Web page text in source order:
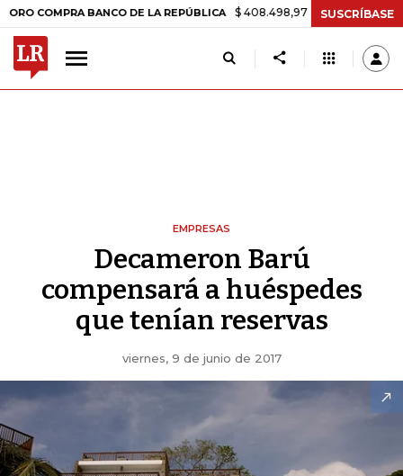
BANCO DE LA REPÚBLICA $ 408.498,97 +$ 8.753,81 +2,19%
SUSCRÍBASE
EMPRESAS
Decameron Barú
compensará a huéspedes
que tenían reservas
viernes, 9 de junio de 2017